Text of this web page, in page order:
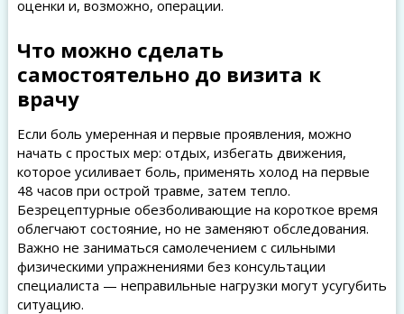
оценки и, возможно, операции.
Что можно сделать
самостоятельно до визита к
врачу
Если боль умеренная и первые проявления, можно
начать с простых мер: отдых, избегать движения,
которое усиливает боль, применять холод на первые
48 часов при острой травме, затем тепло.
Безрецептурные обезболивающие на короткое время
облегчают состояние, но не заменяют обследования.
Важно не заниматься самолечением с сильными
физическими упражнениями без консультации
специалиста — неправильные нагрузки могут усугубить
ситуацию.